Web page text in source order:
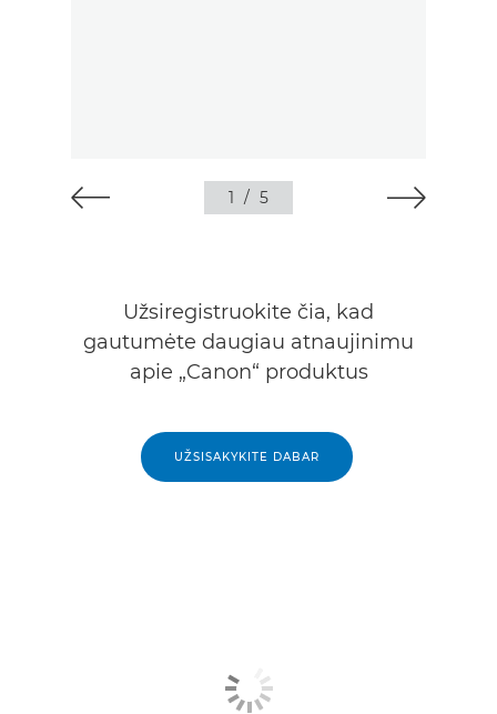
1 / 5
Užsiregistruokite čia, kad
gautumėte daugiau atnaujinimu
apie „Canon“ produktus
UŽSISAKYKITE DABAR